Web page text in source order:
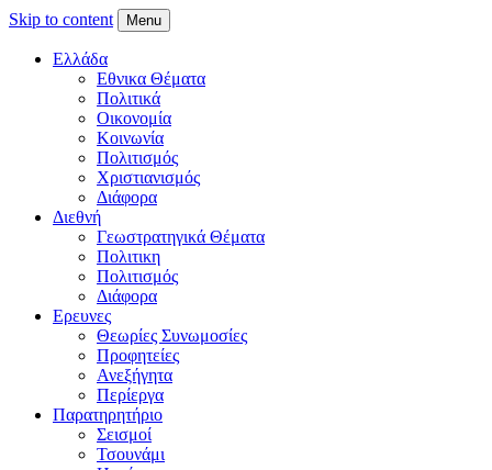
Skip to content Menu
Ελλάδα
Εθνικα Θέματα
Πολιτικά
Οικονομία
Κοινωνία
Πολιτισμός
Χριστιανισμός
Διάφορα
Διεθνή
Γεωστρατηγικά Θέματα
Πολιτικη
Πολιτισμός
Διάφορα
Ερευνες
Θεωρίες Συνωμοσίες
Προφητείες
Ανεξήγητα
Περίεργα
Παρατηρητήριο
Σεισμοί
Τσουνάμι